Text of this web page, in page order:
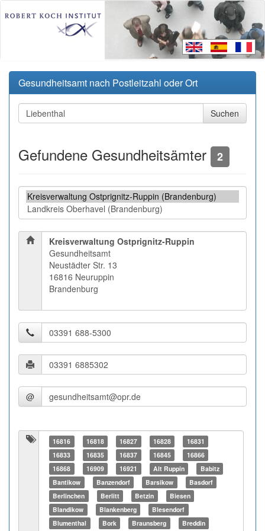
Gesundheitsamt nach Postleitzahl oder Ort
Gefundene Gesundheitsämter 2
Kreisverwaltung Ostprignitz-Ruppin
Gesundheitsamt
Neustädter Str. 13
16816 Neuruppin
Brandenburg
@
16816 16818 16827 16828
16831
16833
16835 16837 16845
16866
16868
16909 16921 Alt Ruppin
Babitz
Bantikow
Banzendorf Barsikow
Basdorf
Berlinchen
Berlitt Betzin
Biesen
Blandikow
Blankenberg
Blesendorf
Blumenthal
Bork Braunsberg Breddin